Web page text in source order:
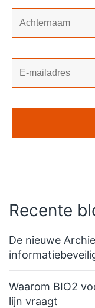
Recente
De nieuwe
Waarom BIO2
lijn vraagt